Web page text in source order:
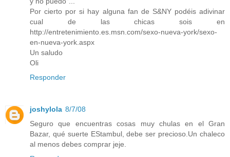
Por cierto por si hay alguna fan de S&NY podéis adivinar
cual de las chicas sois en
http://entretenimiento.es.msn.com/sexo-nueva-york/sexo-
en-nueva-york.aspx
Un saludo
Oli
Responder
joshylola 8/7/08
Seguro que encuentras cosas muy chulas en el Gran
Bazar, qué suerte EStambul, debe ser precioso.Un chaleco
al menos debes comprar jeje.